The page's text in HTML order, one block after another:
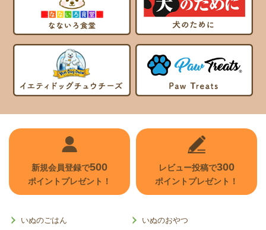
新規会員登録で500
ポイントプレゼント！
レビュー投稿で300
ポイントプレゼント！
いぬのごはん いぬのおやつ